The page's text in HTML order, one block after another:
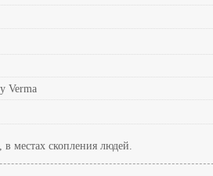
Verma
местах скопления людей.